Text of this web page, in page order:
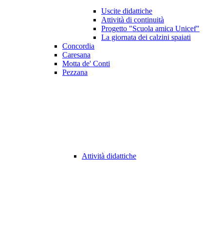
Uscite didattiche
Attività di continuità
Progetto "Scuola amica Unicef"
La giornata dei calzini spaiati
Concordia
Caresana
Motta de' Conti
Pezzana
Attività didattiche